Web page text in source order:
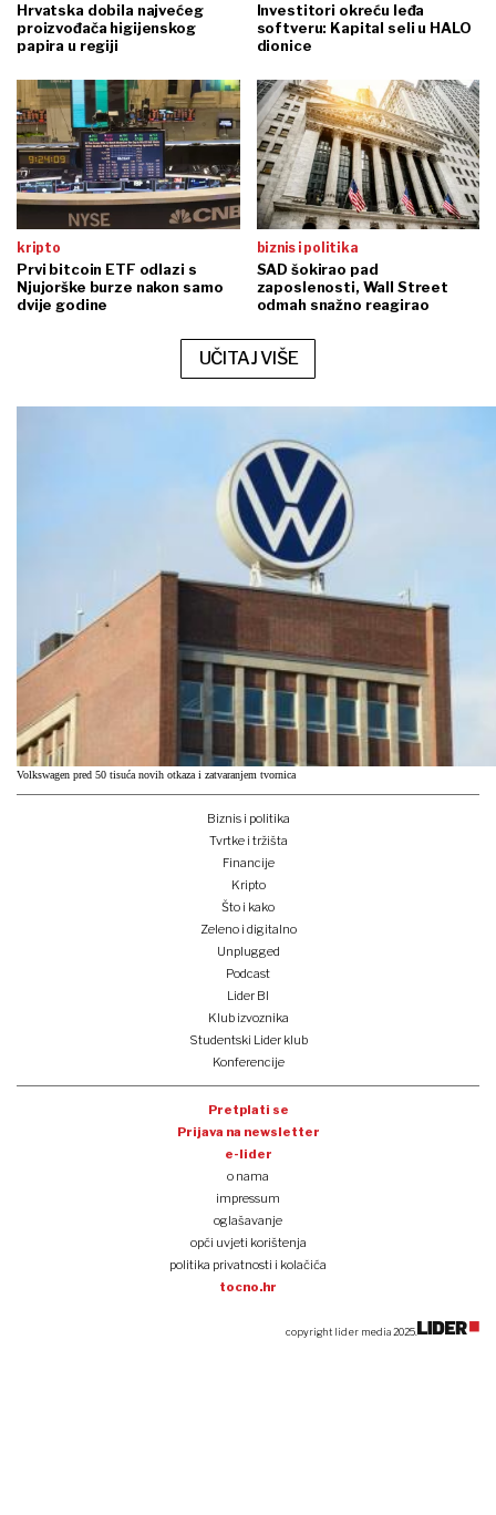
Hrvatska dobila najvećeg
proizvođača higijenskog
papira u regiji
Investitori okreću leđa
softveru: Kapital seli u HALO
dionice
kripto
Prvi bitcoin ETF odlazi s
Njujorške burze nakon samo
dvije godine
biznis i politika
SAD šokirao pad
zaposlenosti, Wall Street
odmah snažno reagirao
UČITAJ VIŠE
Volkswagen pred 50 tisuća novih otkaza i zatvaranjem tvornica
Biznis i politika
Tvrtke i tržišta
Financije
Kripto
Što i kako
Zeleno i digitalno
Unplugged
Podcast
Lider BI
Klub izvoznika
Studentski Lider klub
Konferencije
Pretplati se
Prijava na newsletter
e-lider
o nama
impressum
oglašavanje
opći uvjeti korištenja
politika privatnosti i kolačića
tocno.hr
copyright lider media 2025.